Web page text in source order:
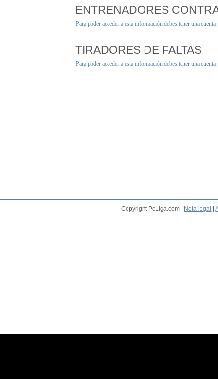
ENTRENADORES
Para poder acceder a esta información debes tener una
TIRADORES DE FALTAS
Para poder acceder a esta información debes tener una
Copyright PcLiga.com | Nota legal |